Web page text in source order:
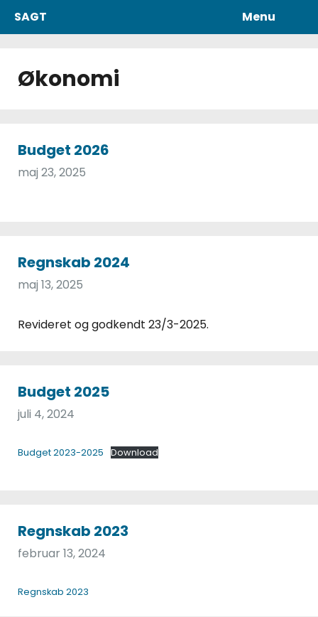
SAGT Menu
Økonomi
Budget 2026
maj 23, 2025
Regnskab 2024
maj 13, 2025
Revideret og godkendt 23/3-2025.
Budget 2025
juli 4, 2024
Budget 2023-2025 Download
Regnskab 2023
februar 13, 2024
Regnskab 2023